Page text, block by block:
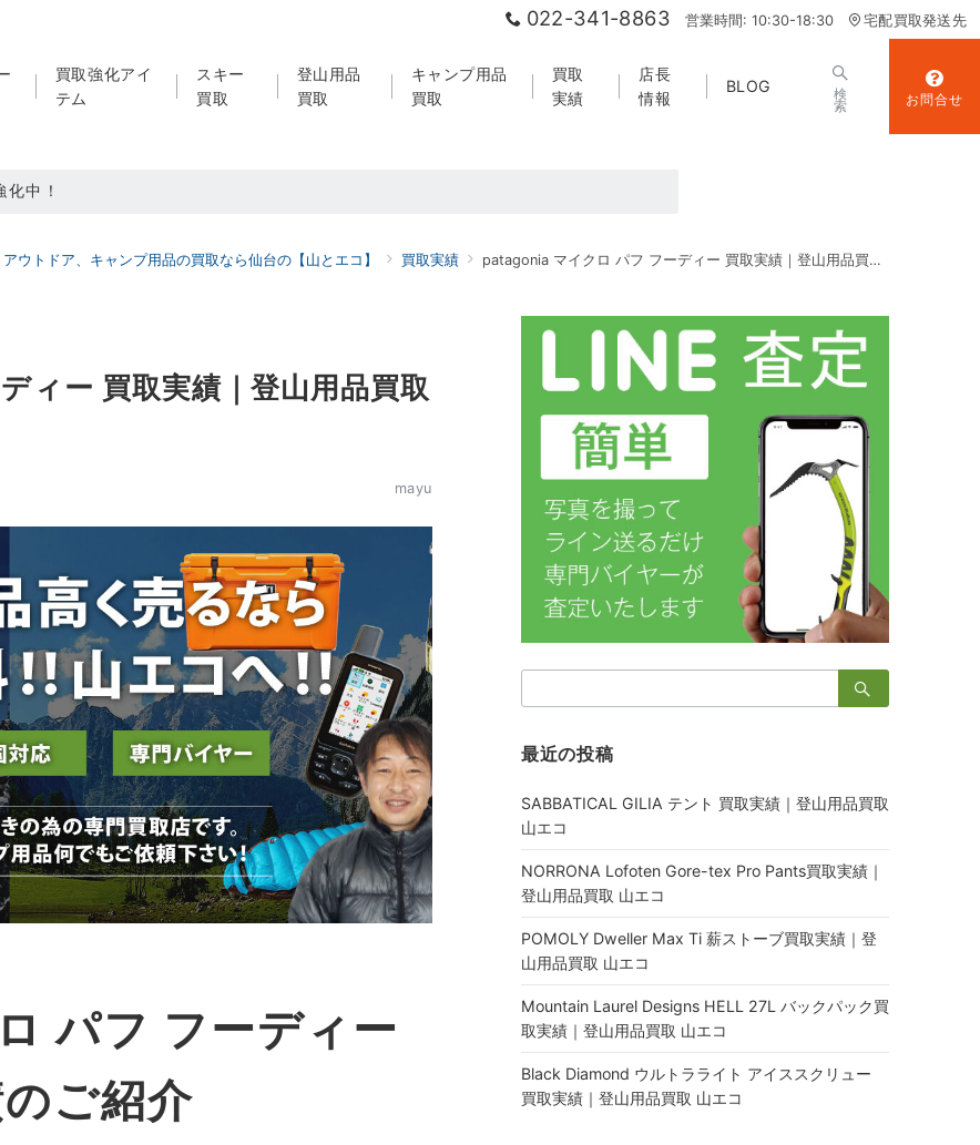
022-341-8863 営業時間: 10:30-18:30 宅配買取発送先
買取強化アイ
テム
スキー
買取
登山用品
買取
キャンプ用品
買取
買取
実績
店長
情報
BLOG 検
索 お問合せ
中！
ア用品LINE査定！利用者続々増えています！
ウトドア、キャンプ用品の買取なら仙台の【山とエコ】 買取実績 patagonia マイクロ パフ フーディー 買取実績｜登山用品買取 山エコ
ィー 買取実績｜登山用品買取
mayu
パフ フーディー
ご紹介
索：
最近の投稿
SABBATICAL GILIA テント 買取実績｜登山用品買取
山エコ
NORRONA Lofoten Gore-tex Pro Pants買取実績｜
登山用品買取 山エコ
POMOLY Dweller Max Ti 薪ストーブ買取実績｜登
山用品買取 山エコ
Mountain Laurel Designs HELL 27L バックパック買
取実績｜登山用品買取 山エコ
Black Diamond ウルトラライト アイススクリュー
買取実績｜登山用品買取 山エコ